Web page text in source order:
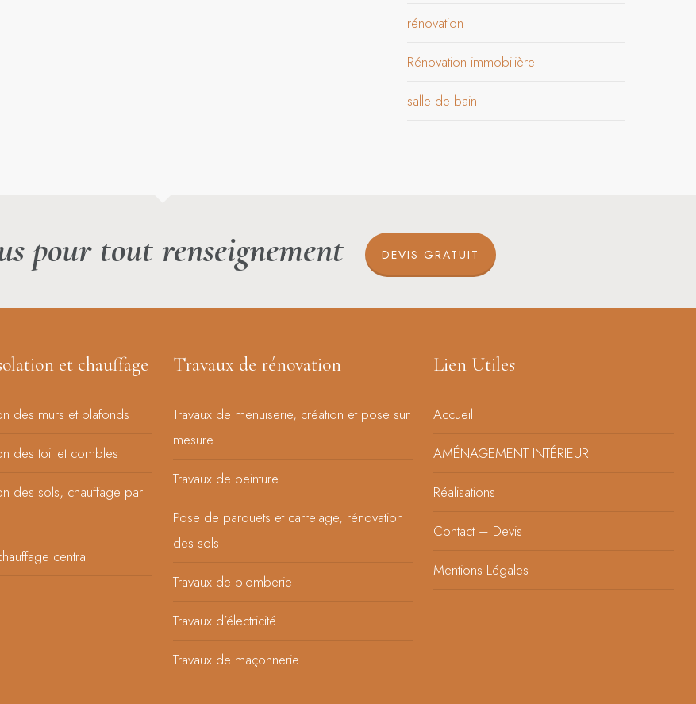
rénovation
Rénovation immobilière
salle de bain
pour tout renseignement DEVIS GRATUIT
et chauffage
des murs et plafonds
des toit et combles
des sols, chauffage par
central
Travaux de rénovation
Travaux de menuiserie, création et pose sur
mesure
Travaux de peinture
Pose de parquets et carrelage, rénovation
des sols
Travaux de plomberie
Travaux d’électricité
Travaux de maçonnerie
Lien Utiles
Accueil
AMÉNAGEMENT INTÉRIEUR
Réalisations
Contact – Devis
Mentions Légales